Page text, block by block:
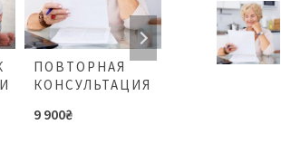
ПОВТОРНАЯ
КОНСУЛЬТАЦИЯ
9 900₴
КОМФОРТНАЯ